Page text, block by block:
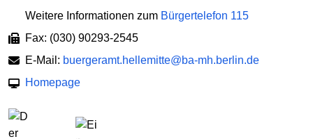
Weitere Informationen zum Bürgertelefon 115
Fax: (030) 90293-2545
E-Mail: buergeramt.hellemitte@ba-mh.berlin.de
Homepage